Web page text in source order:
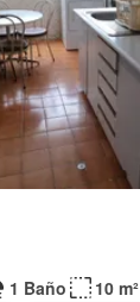
1 Baño
10 m²